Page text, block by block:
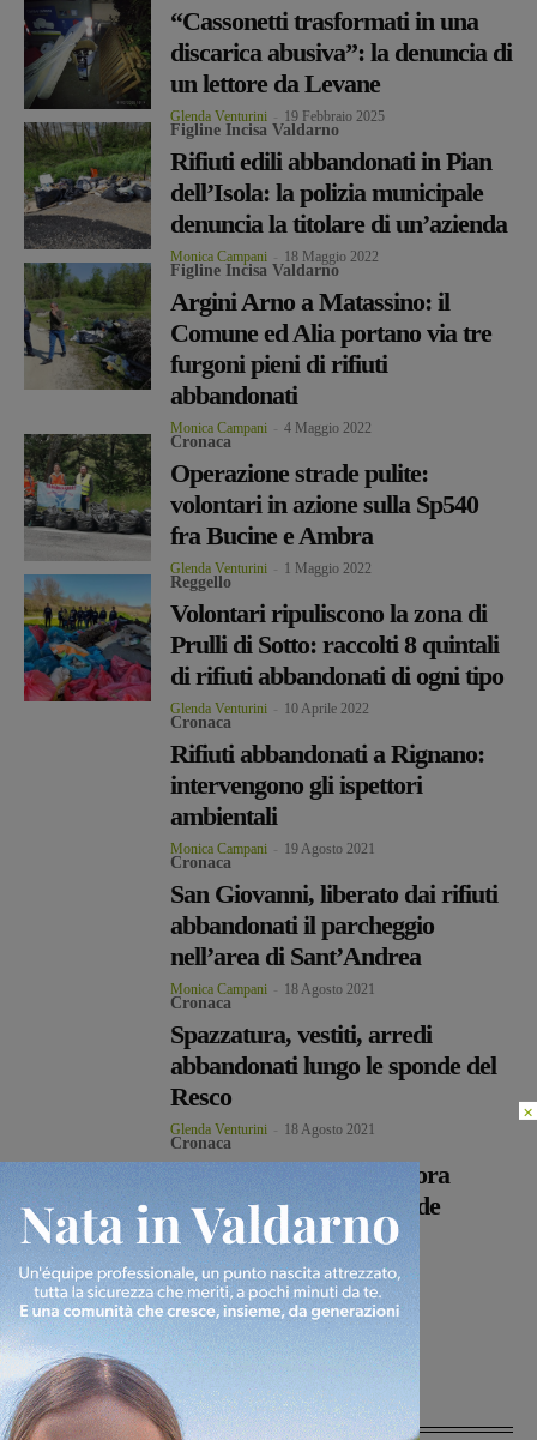
“Cassonetti trasformati in una
discarica abusiva”: la denuncia di
un lettore da Levane
Glenda Venturini 19 Febbraio 2025
Figline Incisa Valdarno
Rifiuti edili abbandonati in Pian
dell’Isola: la polizia municipale
denuncia la titolare di un’azienda
Monica Campani 18 Maggio 2022
Figline Incisa Valdarno
Argini Arno a Matassino: il
Comune ed Alia portano via tre
furgoni pieni di rifiuti
abbandonati
Monica Campani 4 Maggio 2022
Cronaca
Operazione strade pulite:
volontari in azione sulla Sp540
fra Bucine e Ambra
Glenda Venturini 1 Maggio 2022
Reggello
Volontari ripuliscono la zona di
Prulli di Sotto: raccolti 8 quintali
di rifiuti abbandonati di ogni tipo
Glenda Venturini 10 Aprile 2022
Cronaca
Rifiuti abbandonati a Rignano:
intervengono gli ispettori
ambientali
Monica Campani 19 Agosto 2021
Cronaca
San Giovanni, liberato dai rifiuti
abbandonati il parcheggio
nell’area di Sant’Andrea
Monica Campani 18 Agosto 2021
Cronaca
Spazzatura, vestiti, arredi
abbandonati lungo le sponde del
Resco
Glenda Venturini 18 Agosto 2021
Cronaca
Rifiuti abbandonati, ancora
inciviltà sulle nostre strade
Monica Campani - 2 Agosto 2021
Ultime Notizie
×